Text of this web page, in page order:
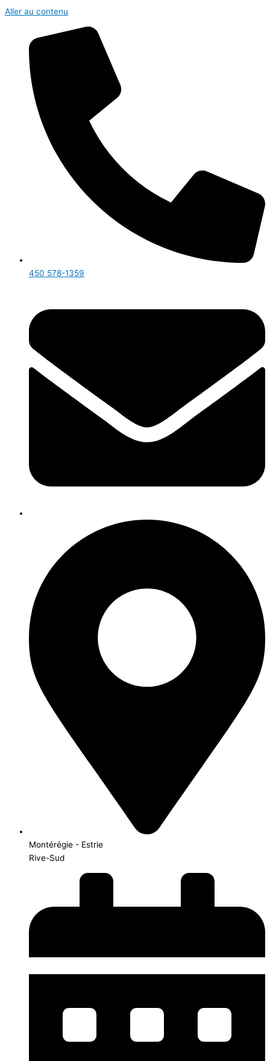
Aller au contenu
450 578-1359
Montérégie - Estrie
Rive-Sud